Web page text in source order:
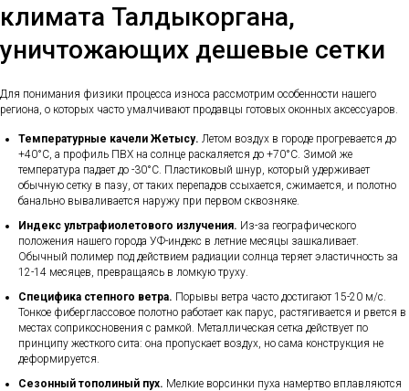
климата Талдыкоргана,
уничтожающих дешевые сетки
Для понимания физики процесса износа рассмотрим особенности нашего
региона, о которых часто умалчивают продавцы готовых оконных аксессуаров.
Температурные качели Жетысу. Летом воздух в городе прогревается до
+40°C, а профиль ПВХ на солнце раскаляется до +70°C. Зимой же
температура падает до -30°C. Пластиковый шнур, который удерживает
обычную сетку в пазу, от таких перепадов ссыхается, сжимается, и полотно
банально вываливается наружу при первом сквозняке.
Индекс ультрафиолетового излучения. Из-за географического
положения нашего города УФ-индекс в летние месяцы зашкаливает.
Обычный полимер под действием радиации солнца теряет эластичность за
12-14 месяцев, превращаясь в ломкую труху.
Специфика степного ветра. Порывы ветра часто достигают 15-20 м/с.
Тонкое фиберглассовое полотно работает как парус, растягивается и рвется в
местах соприкосновения с рамкой. Металлическая сетка действует по
принципу жесткого сита: она пропускает воздух, но сама конструкция не
деформируется.
Сезонный тополиный пух. Мелкие ворсинки пуха намертво вплавляются